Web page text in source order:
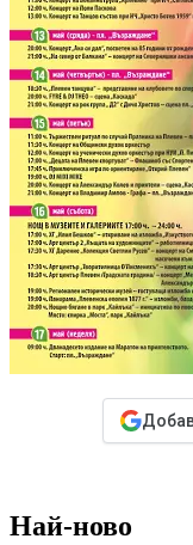
Най-ново